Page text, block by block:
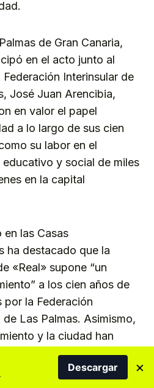
de Gran Canaria,
en el acto junto al
Interinsular de
José Juan Arencibia,
en valor el papel
a lo largo de sus cien
su labor en el
y social de miles
en la capital
en las Casas
ha destacado que la
«Real» supone “un
a los cien años de
la Federación
Las Palmas. Asimismo,
y la ciudad han
homenaje para
realizado por la
Descargar ×